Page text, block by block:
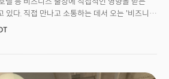
있다. 직접 만나고 소통하는 데서 오는 '비즈니스
고 있다는 신호로 해석된다. 월스트리트저널
겸 사장은 WSJ과의 인터뷰에서 "최근 일주일